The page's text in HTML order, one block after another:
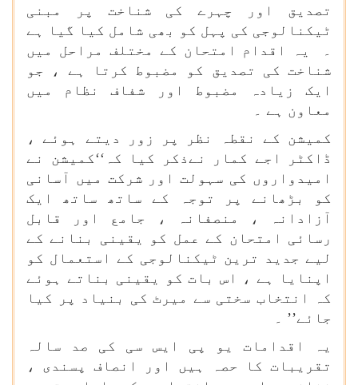
تصدیق اور چہرے کی شناخت پر مبنی
ٹیکنالوجی کی پہل کو بھی شامل کیا گیا ہے
۔ یہ اقدام امتحان کے مختلف مراحل میں
شناخت کی تصدیق کو مضبوط کرتا ہے ، جو
ایک زیادہ مضبوط اور شفاف نظام میں
معاون ہے ۔
کمیشن کے نقطہ نظر پر زور دیتے ہوئے ،
ڈاکٹر اجے کمار نےذکر کیا کہ‘‘کمیشن نے
امیدواروں کی سہولت اور شرکت میں آسانی
کو بڑھانے پر توجہ کے ساتھ ساتھ ایک
آزادانہ ، منصفانہ ، جامع اور قابل
رسائی امتحان کے عمل کو یقینی بنانے کے
لیے جدید ترین ٹیکنالوجی کے استعمال کو
اپنایا ہے ، اس بات کو یقینی بناتے ہوئے
کہ انتخاب سختی سے میرٹ کی بنیاد پر کیا
جائے’’ ۔
یہ اقدامات یو پی ایس سی کی صد سالہ
تقریبات کا حصہ ہیں اور انصاف پسندی ،